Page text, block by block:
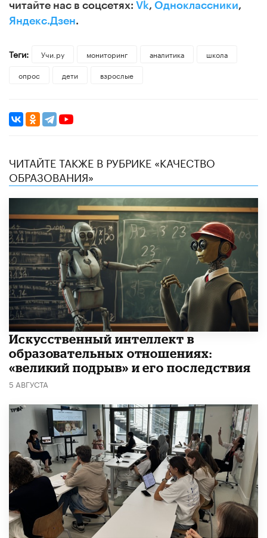
читайте нас в соцсетях: Vk, Одноклассники,
Яндекс.Дзен.
Теги: Учи.ру мониторинг аналитика
школа
опрос
дети взрослые
ЧИТАЙТЕ ТАКЖЕ В РУБРИКЕ «КАЧЕСТВО
ОБРАЗОВАНИЯ»
​Искусственный интеллект в
образовательных отношениях:
«великий подрыв» и его последствия
5 АВГУСТА